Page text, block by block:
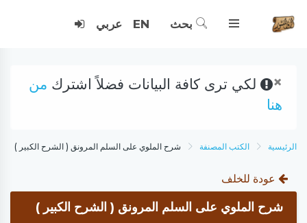
بحث EN عربي
× لكي ترى كافة البيانات فضلاً اشترك من
هنا
الرئيسية الكتب المصنفة شرح الملوي على السلم المرونق ( الشرح الكبير )
عودة للخلف
شرح الملوي على السلم المرونق ( الشرح الكبير )